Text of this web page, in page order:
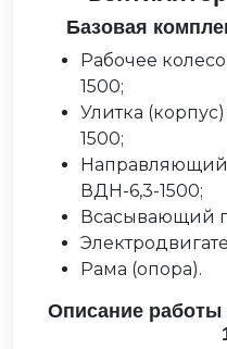
Базовая
Рабочее
1500;
Улитка
1500;
Направляющий
ВДН-6,3-1500;
Всасывающий
Рама (опора).
Описание работы